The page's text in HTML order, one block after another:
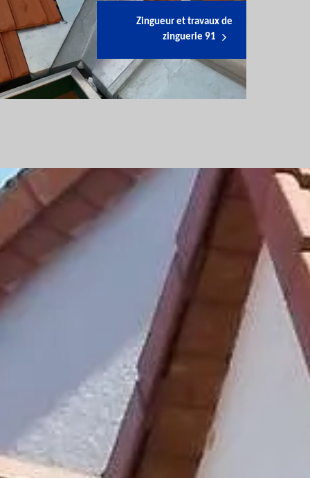
Zingueur et travaux de
zinguerie 91